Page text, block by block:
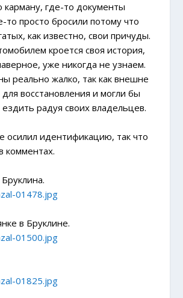
карману, где-то документы
то просто бросили потому что
как известно, свои причуды.
кроется своя история,
уже никогда не узнаем.
реально жалко, так как внешне
восстановления и могли бы
радуя своих владельцев.
осилил идентификацию, так что
комментах.
в Бруклине.